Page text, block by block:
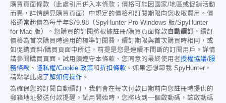
購買頁面條款（此處引用併入本條款；價格可能因國家/地區或促銷活動
而異，詳情請見購買頁面）中規定的價格和訂閱期限向您收取費用。價
格通常起價為每半年$79.98 （SpyHunter Pro Windows 版/SpyHunter
for Mac 版）。您購買的訂閱將根據註冊/購買頁面條款 自動續訂
，續訂
價格為首次購買時適用的標準訂閱費，續訂期限與首次購買時相同，或
如促銷資料/購買頁面中所述，前提是您是連續不間斷的訂閱用戶。詳情
請參閱購買頁面。試用須遵守本條款、您同意的最終使用者授權協議/服
務條款 、 隱私權/Cookie 政策和折扣條款 。如果您想卸載 SpyHunter，
請點擊此處 了解如何操作 。
為確保您的訂閱自動續訂，我們會在每次付款日期前向您註冊時提供的
郵箱地址發送付款提醒。試用開始時，您將收到一個啟動碼，該啟動碼